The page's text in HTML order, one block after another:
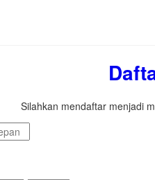
Silahkan mendaftar menjadi